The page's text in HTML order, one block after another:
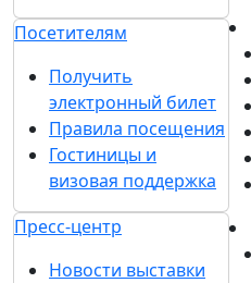
Посетителям
Получить
электронный билет
Правила посещения
Гостиницы и
визовая поддержка
Пресс-центр
Новости выставки